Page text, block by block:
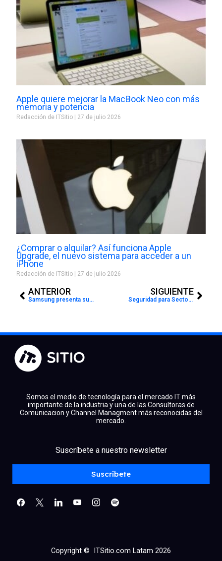
Apple quiere mejorar la MacBook Neo con más
memoria y potencia
Redacción de ITSitio 27 de julio 2026
¿Comprar o alquilar? Así funciona Apple
Upgrade, el nuevo sistema para acceder a un
iPhone
Redacción de ITSitio 27 de julio 2026
ANTERIOR
Samsung presenta su nuevo smartwatch con diseño circular
SIGUIENTE
Seguridad para Sector Financiero por Fortinet
Somos el medio de tecnología para el mercado IT más
importante de la industria y una de las Consultoras de
Comunicacion y Channel Managment más reconocidas del
mercado.
Suscríbete a nuestro newsletter
Suscríbete
linkedinyoutubeinstagram
spotify
Copyright © ITSitio.com Latam 2026